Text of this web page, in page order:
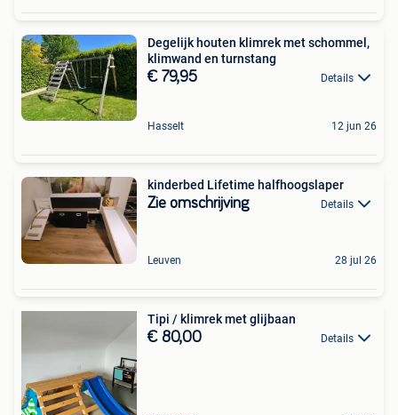
Degelijk houten klimrek met schommel,
klimwand en turnstang
€ 79,95 Details
Hasselt 12 jun 26
kinderbed Lifetime halfhoogslaper
Zie omschrijving Details
Leuven 28 jul 26
Tipi / klimrek met glijbaan
€ 80,00 Details